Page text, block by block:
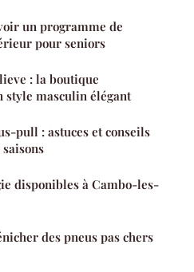
un programme de
pour seniors
: la boutique
masculin élégant
pull : astuces et conseils
disponibles à Cambo-les-
des pneus pas chers